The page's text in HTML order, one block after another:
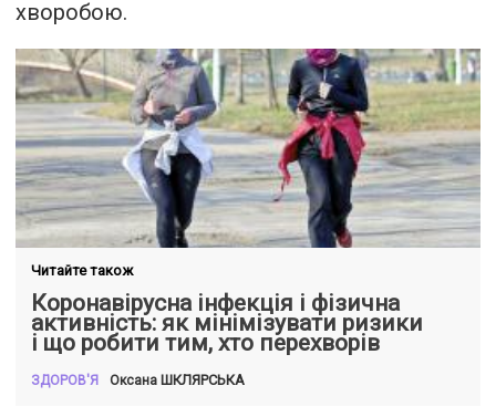
хворобою.
Читайте також
Коронавірусна інфекція і фізична
активність: як мінімізувати ризики
і що робити тим, хто перехворів
ЗДОРОВ'Я Оксана ШКЛЯРСЬКА